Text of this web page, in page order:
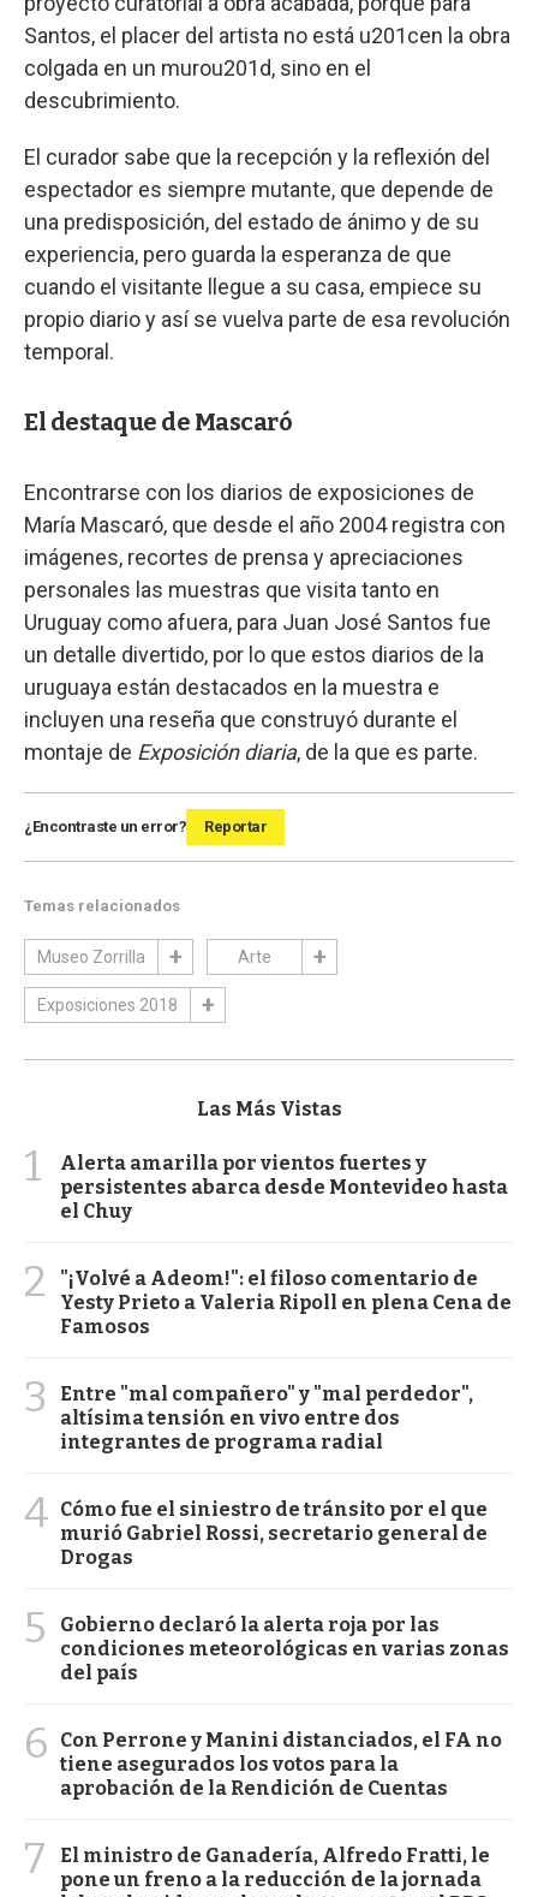
Santos, el placer del artista no está u201cen la obra
colgada en un murou201d, sino en el
descubrimiento.
El curador sabe que la recepción y la reflexión del
espectador es siempre mutante, que depende de
una predisposición, del estado de ánimo y de su
experiencia, pero guarda la esperanza de que
cuando el visitante llegue a su casa, empiece su
propio diario y así se vuelva parte de esa revolución
temporal.
El destaque de Mascaró
Encontrarse con los diarios de exposiciones de
María Mascaró, que desde el año 2004 registra con
imágenes, recortes de prensa y apreciaciones
personales las muestras que visita tanto en
Uruguay como afuera, para Juan José Santos fue
un detalle divertido, por lo que estos diarios de la
uruguaya están destacados en la muestra e
incluyen una reseña que construyó durante el
montaje de Exposición diaria, de la que es parte.
¿Encontraste un error? Reportar
Temas relacionados
Museo Zorrilla Arte
Exposiciones 2018
Las Más Vistas
1
Alerta amarilla por vientos fuertes y
persistentes abarca desde Montevideo hasta
el Chuy
2
"¡Volvé a Adeom!": el filoso comentario de
Yesty Prieto a Valeria Ripoll en plena Cena de
Famosos
3
Entre "mal compañero" y "mal perdedor",
altísima tensión en vivo entre dos
integrantes de programa radial
4 Cómo fue el siniestro de tránsito por el que
murió Gabriel Rossi, secretario general de
Drogas
5
Gobierno declaró la alerta roja por las
condiciones meteorológicas en varias zonas
del país
6
Con Perrone y Manini distanciados, el FA no
tiene asegurados los votos para la
aprobación de la Rendición de Cuentas
7
El ministro de Ganadería, Alfredo Fratti, le
pone un freno a la reducción de la jornada